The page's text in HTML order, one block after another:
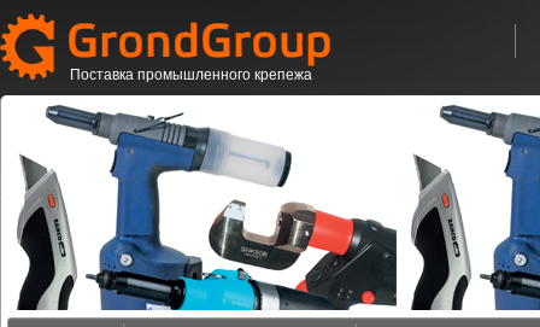
Поставка промышленного крепежа